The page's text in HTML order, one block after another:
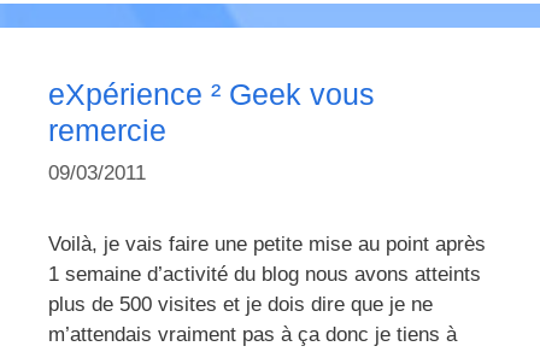
eXpérience ² Geek vous
remercie
09/03/2011
Voilà, je vais faire une petite mise au point après
1 semaine d’activité du blog nous avons atteints
plus de 500 visites et je dois dire que je ne
m’attendais vraiment pas à ça donc je tiens à